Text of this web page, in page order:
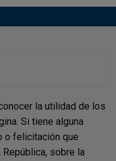
la utilidad de los
Si tiene alguna
o felicitación que
sobre la